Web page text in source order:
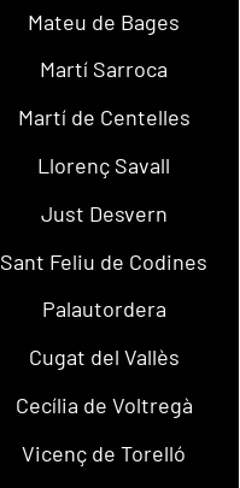
Mateu de Bages
Martí Sarroca
Martí de Centelles
Llorenç Savall
Just Desvern
Sant Feliu de Codines
Palautordera
Cugat del Vallès
Cecília de Voltregà
Vicenç de Torelló